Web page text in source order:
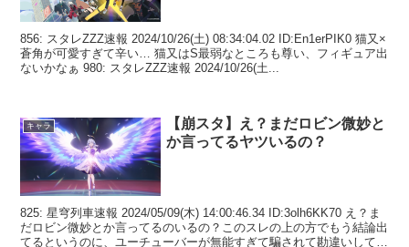
856: スタレZZZ速報 2024/10/26(土) 08:34:04.02 ID:En1erPIK0 猫又×
蒼角が可愛すぎて辛い… 猫又はS最弱なところも尊い、フィギュア出
ないかなぁ 980: スタレZZZ速報 2024/10/26(土...
キャラ
【崩スタ】え？まだロビン微妙と
か言ってるヤツいるの？
825: 星穹列車速報 2024/05/09(木) 14:00:46.34 ID:3olh6KK70 え？ま
だロビン微妙とか言ってるのいるの？このスレの上の方でもう結論出
てるというのに、ユーチューバーが無能すぎて騙されて勘違いしてる